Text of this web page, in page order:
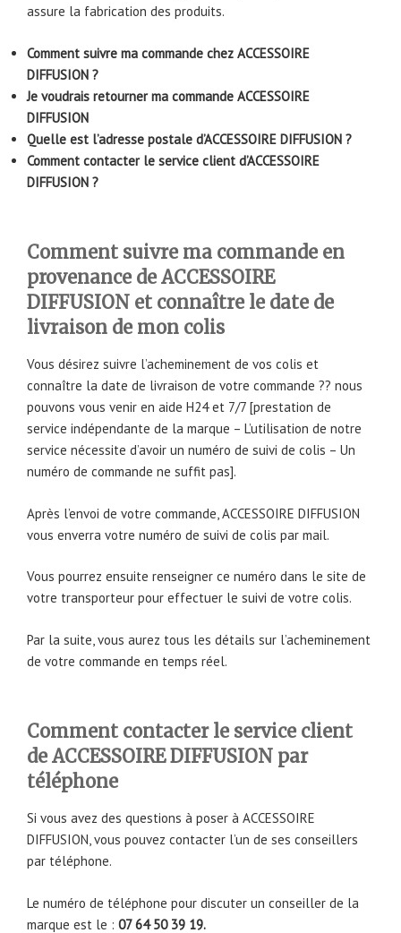
assure la fabrication des produits.
Comment suivre ma commande chez ACCESSOIRE
DIFFUSION ?
Je voudrais retourner ma commande ACCESSOIRE
DIFFUSION
Quelle est l’adresse postale d’ACCESSOIRE DIFFUSION ?
Comment contacter le service client d’ACCESSOIRE
DIFFUSION ?
Comment suivre ma commande en
provenance de ACCESSOIRE
DIFFUSION et connaître le date de
livraison de mon colis
Vous désirez suivre l’acheminement de vos colis et
connaître la date de livraison de votre commande ?? nous
pouvons vous venir en aide H24 et 7/7 [prestation de
service indépendante de la marque – L’utilisation de notre
service nécessite d’avoir un numéro de suivi de colis – Un
numéro de commande ne suffit pas].
Après l’envoi de votre commande, ACCESSOIRE DIFFUSION
vous enverra votre numéro de suivi de colis par mail.
Vous pourrez ensuite renseigner ce numéro dans le site de
votre transporteur pour effectuer le suivi de votre colis.
Par la suite, vous aurez tous les détails sur l’acheminement
de votre commande en temps réel.
Comment contacter le service client
de ACCESSOIRE DIFFUSION par
téléphone
Si vous avez des questions à poser à ACCESSOIRE
DIFFUSION, vous pouvez contacter l’un de ses conseillers
par téléphone.
Le numéro de téléphone pour discuter un conseiller de la
marque est le : 07 64 50 39 19.